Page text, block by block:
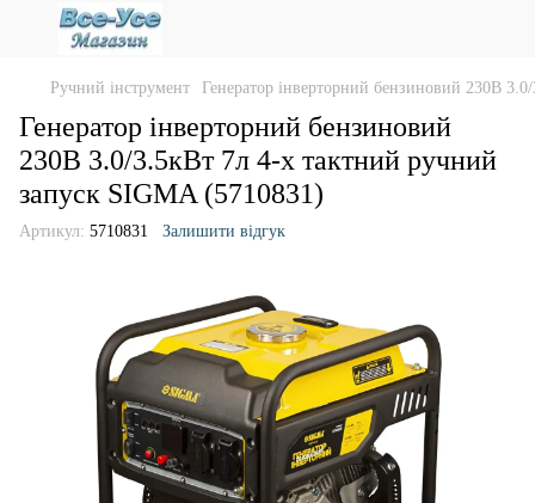
Ручний інструмент Генератор інверторний бензиновий 230В
Генератор інверторний бензиновий
230В 3.0/3.5кВт 7л 4-х тактний ручний
запуск SIGMA (5710831)
Артикул: 5710831 Залишити відгук